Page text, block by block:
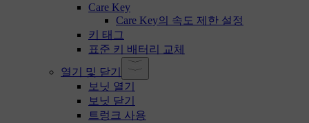
Care Key
Care Key의 속도 제한 설정
키 태그
표준 키 배터리 교체
열기 및 닫기
보닛 열기
보닛 닫기
트렁크 사용